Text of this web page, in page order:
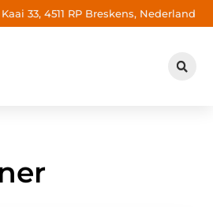
Kaai 33, 4511 RP Breskens, Nederland